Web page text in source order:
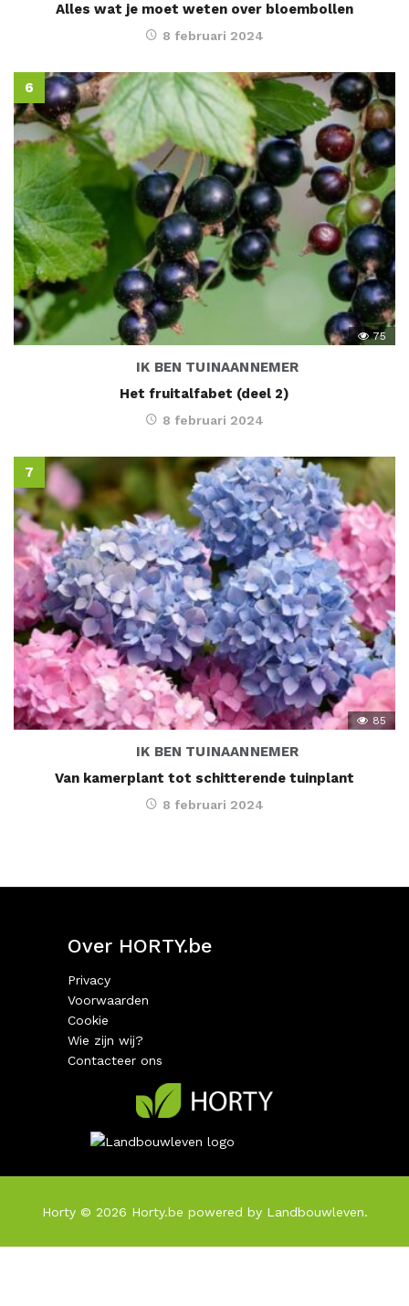
Alles wat je moet weten over bloembollen
8 februari 2024
75
IK BEN TUINAANNEMER
Het fruitalfabet (deel 2)
8 februari 2024
85
IK BEN TUINAANNEMER
Van kamerplant tot schitterende tuinplant
8 februari 2024
Over HORTY.be
Privacy
Voorwaarden
Cookie
Wie zijn wij?
Contacteer ons
Horty © 2026 Horty.be powered by Landbouwleven.